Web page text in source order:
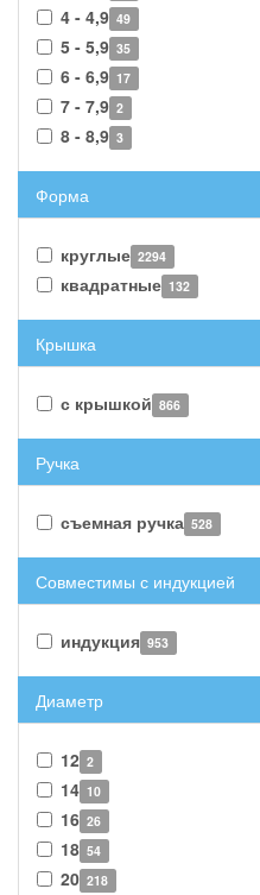
4 - 4,9 49
5 - 5,9 35
6 - 6,9 17
7 - 7,9 2
8 - 8,9 3
Форма
круглые 2294
квадратные 132
Крышка
с крышкой 866
Ручка
съемная ручка 528
Совместимы с индукцией
индукция 953
Диаметр
12 2
14 10
16 26
18 54
20 218